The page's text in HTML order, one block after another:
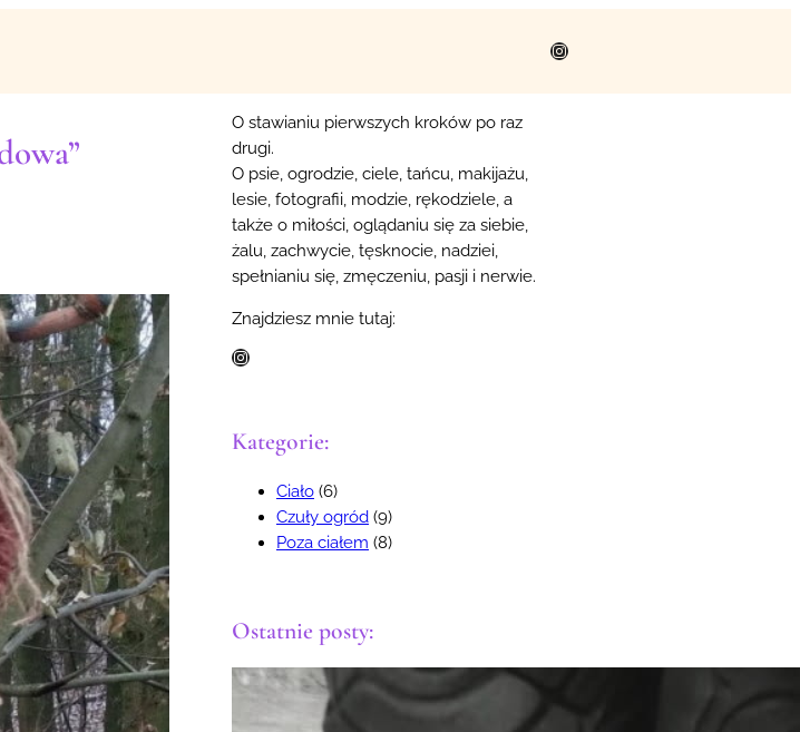
Instagram
O stawianiu pierwszych kroków po raz
drugi.
O psie, ogrodzie, ciele, tańcu, makijażu,
lesie, fotografii, modzie, rękodziele, a
także o miłości, oglądaniu się za siebie,
żalu, zachwycie, tęsknocie, nadziei,
spełnianiu się, zmęczeniu, pasji i nerwie.
Znajdziesz mnie tutaj:
Instagram
Kategorie:
Ciało (6)
Czuły ogród (9)
Poza ciałem (8)
Ostatnie posty: